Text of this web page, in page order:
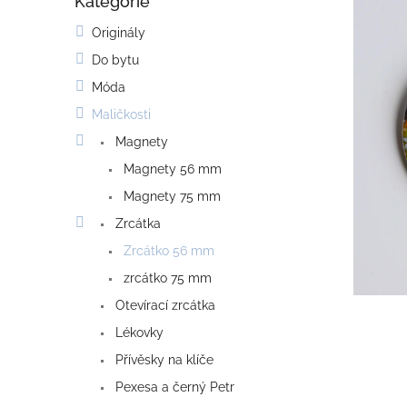
Originály
Do bytu
Móda
Maličkosti
Magnety
Magnety 56 mm
Magnety 75 mm
Zrcátka
Zrcátko 56 mm
zrcátko 75 mm
Otevírací zrcátka
Lékovky
Přívěsky na klíče
Pexesa a černý Petr